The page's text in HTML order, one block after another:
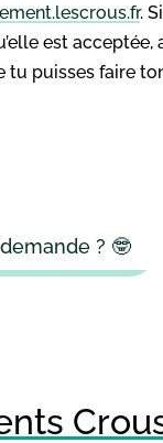
.
est
tu puisses faire
? 🤓